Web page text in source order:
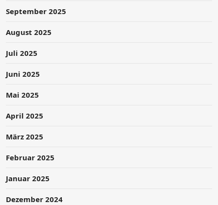
September 2025
August 2025
Juli 2025
Juni 2025
Mai 2025
April 2025
März 2025
Februar 2025
Januar 2025
Dezember 2024